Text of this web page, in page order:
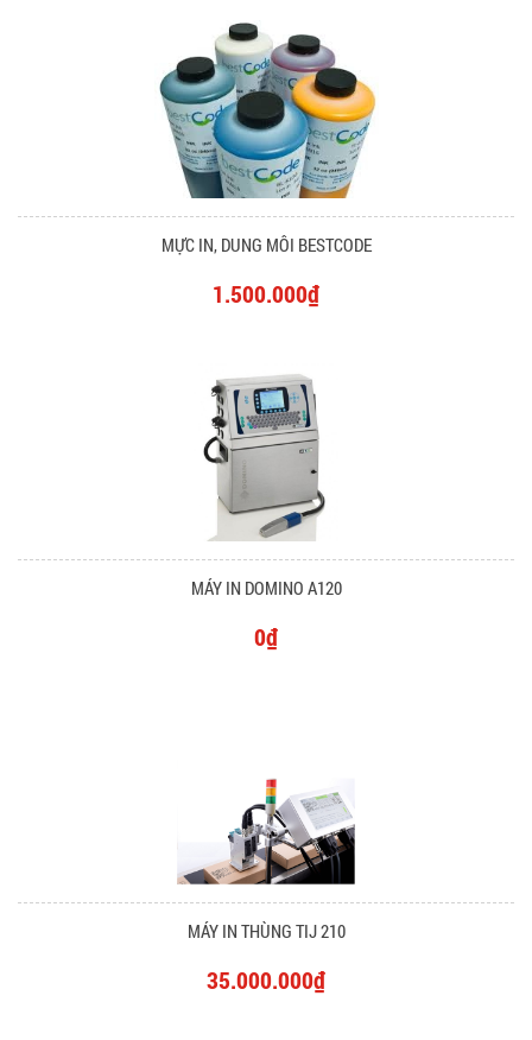
MỰC IN, DUNG MÔI BESTCODE
1.500.000₫
MÁY IN DOMINO A120
0₫
MÁY IN THÙNG TIJ 210
35.000.000₫